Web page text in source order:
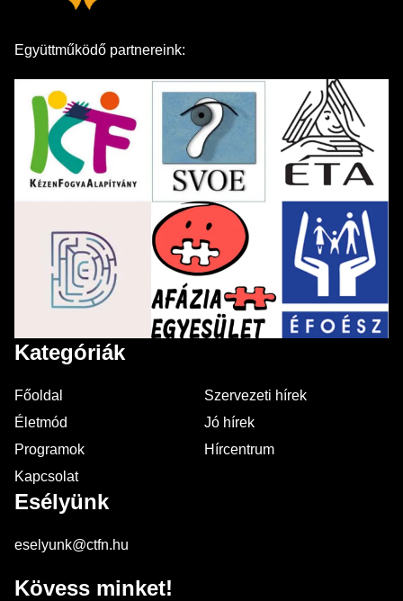
Együttműködő partnereink:
Kategóriák
Főoldal
Szervezeti hírek
Életmód
Jó hírek
Programok
Hírcentrum
Kapcsolat
Esélyünk
eselyunk@ctfn.hu
Kövess minket!